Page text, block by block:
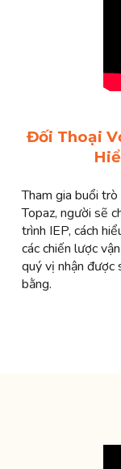
Đối Thoại
Tham gia buổi
Topaz, người sẽ
trình IEP, cách
các chiến lược
quý vị nhận được
bằng.